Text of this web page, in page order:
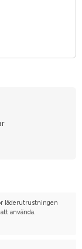
läderutrustningen
använda.